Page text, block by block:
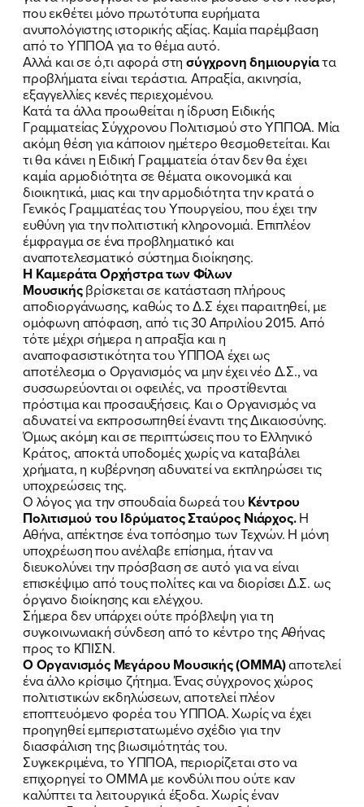
που εκθέτει μόνο πρωτότυπα ευρήματα
ανυπολόγιστης ιστορικής αξίας. Καμία παρέμβαση
από το ΥΠΠΟΑ για το θέμα αυτό.
Αλλά και σε ό,τι αφορά στη σύγχρονη δημιουργίατα
προβλήματα είναι τεράστια. Απραξία, ακινησία,
εξαγγελλίες κενές περιεχομένου.
Κατά τα άλλα προωθείται η ίδρυση Ειδικής
Γραμματείας Σύγχρονου Πολιτισμού στο ΥΠΠΟΑ. Μία
ακόμη θέση για κάποιον ημέτερο θεσμοθετείται. Και
τι θα κάνει η Ειδική Γραμματεία όταν δεν θα έχει
καμία αρμοδιότητα σε θέματα οικονομικά και
διοικητικά, μιας και την αρμοδιότητα την κρατά ο
Γενικός Γραμματέας του Υπουργείου, που έχει την
ευθύνη για την πολιτιστική κληρονομιά. Επιπλέον
έμφραγμα σε ένα προβληματικό και
αναποτελεσματικό σύστημα διοίκησης.
Η Καμεράτα Ορχήστρα των Φίλων
Μουσικήςβρίσκεται σε κατάσταση πλήρους
αποδιοργάνωσης, καθώς το Δ.Σ έχει παραιτηθεί, με
ομόφωνη απόφαση, από τις 30 Απριλίου 2015. Από
τότε μέχρι σήμερα η απραξία και η
αναποφασιστικότητα του ΥΠΠΟΑ έχει ως
αποτέλεσμα ο Οργανισμός να μην έχει νέο Δ.Σ., να
συσσωρεύονται οι οφειλές, να προστίθενται
πρόστιμα και προσαυξήσεις. Και ο Οργανισμός να
αδυνατεί να εκπροσωπηθεί έναντι της Δικαιοσύνης.
Όμως ακόμη και σε περιπτώσεις που το Ελληνικό
Κράτος, αποκτά υποδομές χωρίς να καταβάλει
χρήματα, η κυβέρνηση αδυνατεί να εκπληρώσει τις
υποχρεώσεις της.
Ο λόγος για την σπουδαία δωρεά του Κέντρου
Πολιτισμού του Ιδρύματος Σταύρος Νιάρχος.Η
Αθήνα, απέκτησε ένα τοπόσημο των Τεχνών. Η μόνη
υποχρέωση που ανέλαβε επίσημα, ήταν να
διευκολύνει την πρόσβαση σε αυτό για να είναι
επισκέψιμο από τους πολίτες και να διορίσει Δ.Σ. ως
όργανο διοίκησης και ελέγχου.
Σήμερα δεν υπάρχει ούτε πρόβλεψη για τη
συγκοινωνιακή σύνδεση από το κέντρο της Αθήνας
προς το ΚΠΙΣΝ.
Ο Οργανισμός Μεγάρου Μουσικής (ΟΜΜΑ)αποτελεί
ένα άλλο κρίσιμο ζήτημα. Ένας σύγχρονος χώρος
πολιτιστικών εκδηλώσεων, αποτελεί πλέον
εποπτευόμενο φορέα του ΥΠΠΟΑ. Χωρίς να έχει
προηγηθεί εμπεριστατωμένο σχέδιο για την
διασφάλιση της βιωσιμότητάς του.
Συγκεκριμένα, το ΥΠΠΟΑ, περιορίζεται στο να
επιχορηγεί το ΟΜΜΑ με κονδύλι που ούτε καν
καλύπτει τα λειτουργικά έξοδα. Χωρίς έναν